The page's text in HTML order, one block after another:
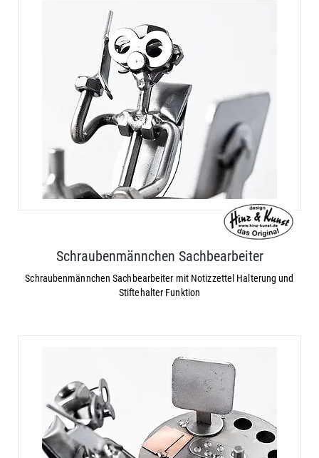
Schraubenmännchen Sachbearbeiter
Schraubenmännchen Sachbearbeiter mit Notizzettel Halterung und
Stiftehalter Funktion